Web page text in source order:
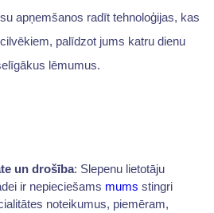
apņemšanos radīt tehnoloģijas, kas
palīdzot jums katru dienu
lēmumus.
un drošība: Slepenu lietotāju
ir nepieciešams mums stingri
noteikumus, piemēram,